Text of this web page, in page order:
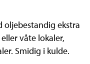
oljebestandig ekstra
våte lokaler,
Smidig i kulde.